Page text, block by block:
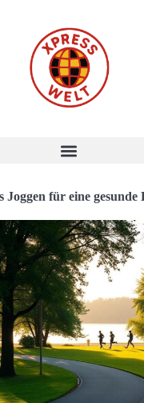
Joggen für eine gesunde